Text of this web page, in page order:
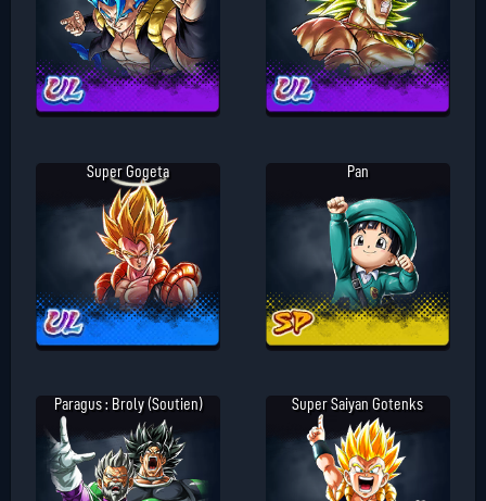
Super Gogeta Pan
Paragus : Broly (Soutien) Super Saiyan Gotenks